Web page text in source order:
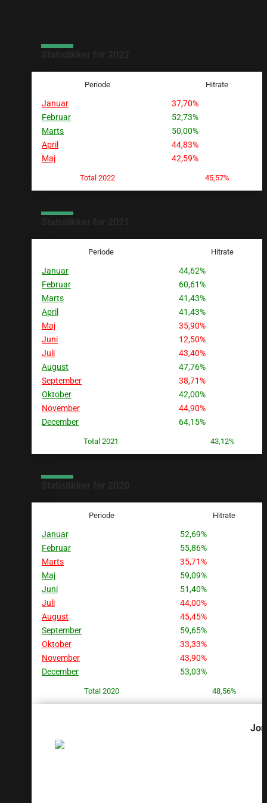
Periode Hitrate
Januar
37,70%
Februar
52,73%
Marts
50,00%
April
44,83%
Maj
42,59%
Total 2022 45,57%
Periode Hitrate
Januar
44,62%
Februar
60,61%
Marts
41,43%
April
41,43%
Maj
35,90%
Juni
12,50%
Juli
43,40%
August
47,76%
September
38,71%
Oktober
42,00%
November
44,90%
December
64,15%
Total 2021 43,12%
Periode Hitrate
Januar
52,69%
Februar
55,86%
Marts
35,71%
Maj
59,09%
Juni
51,40%
Juli
44,00%
August
45,45%
September
59,65%
Oktober
33,33%
November
43,90%
December
53,03%
Total 2020 48,56%